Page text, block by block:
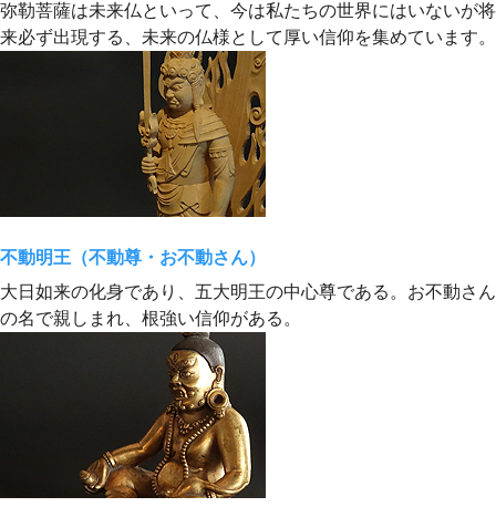
弥勒菩薩は未来仏といって、今は私たちの世界にはいないが将
来必ず出現する、未来の仏様として厚い信仰を集めています。
不動明王（不動尊・お不動さん）
大日如来の化身であり、五大明王の中心尊である。お不動さん
の名で親しまれ、根強い信仰がある。